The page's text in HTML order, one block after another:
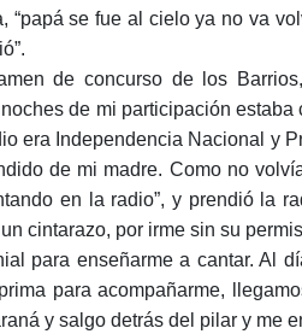
se fue al cielo ya no va
de concurso de los
de mi participación estaba
era Independencia Nacional y
de mi madre. Como no
en la radio”, y prendió la
cintarazo, por irme sin su
para enseñarme a cantar. Al
para acompañarme,
y salgo detrás del pilar y me